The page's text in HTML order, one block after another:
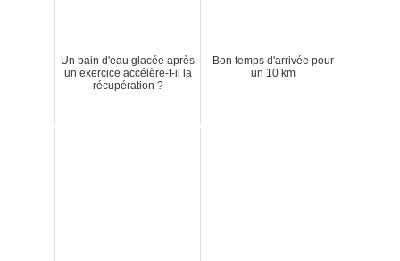
Un bain d'eau glacée après
un exercice accélère-t-il la
récupération ?
Bon temps d'arrivée pour
un 10 km